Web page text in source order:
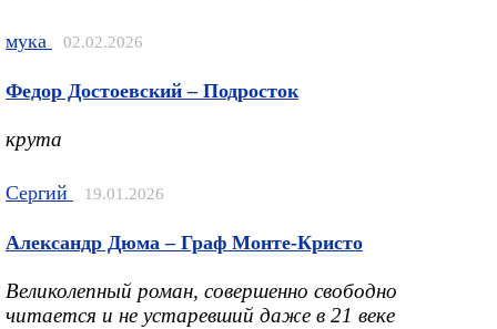
мука 02.02.2026
Федор Достоевский – Подросток
крута
Сергий 19.01.2026
Александр Дюма – Граф Монте-Кристо
Великолепный роман, совершенно свободно
читается и не устаревший даже в 21 веке